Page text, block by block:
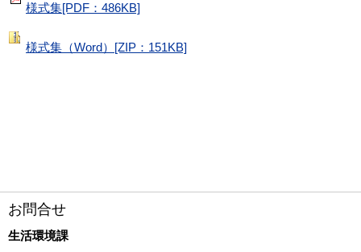
様式集[PDF：486KB]
様式集（Word）[ZIP：151KB]
お問合せ
生活環境課